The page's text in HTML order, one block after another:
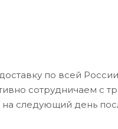
по всей
сотрудничаем с
следующий день